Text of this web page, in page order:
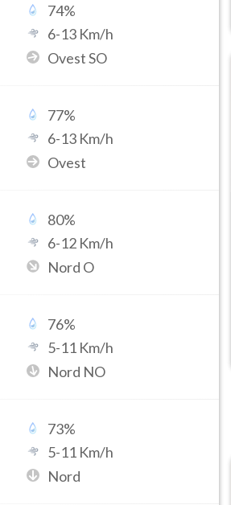
74%
6-13 Km/h
Ovest SO
77%
6-13 Km/h
Ovest
80%
6-12 Km/h
Nord O
76%
5-11 Km/h
Nord NO
73%
5-11 Km/h
Nord